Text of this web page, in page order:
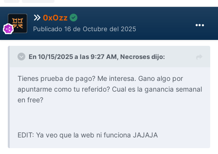
0xOzz
Publicado 16 de Octubre del 2025
En 10/15/2025 a las 9:27 AM, Necrosesdijo:
Tienes prueba de pago? Me interesa. Gano algo por
apuntarme como tu referido? Cual es la ganancia semanal
en free?
EDIT: Ya veo que la web ni funciona JAJAJA